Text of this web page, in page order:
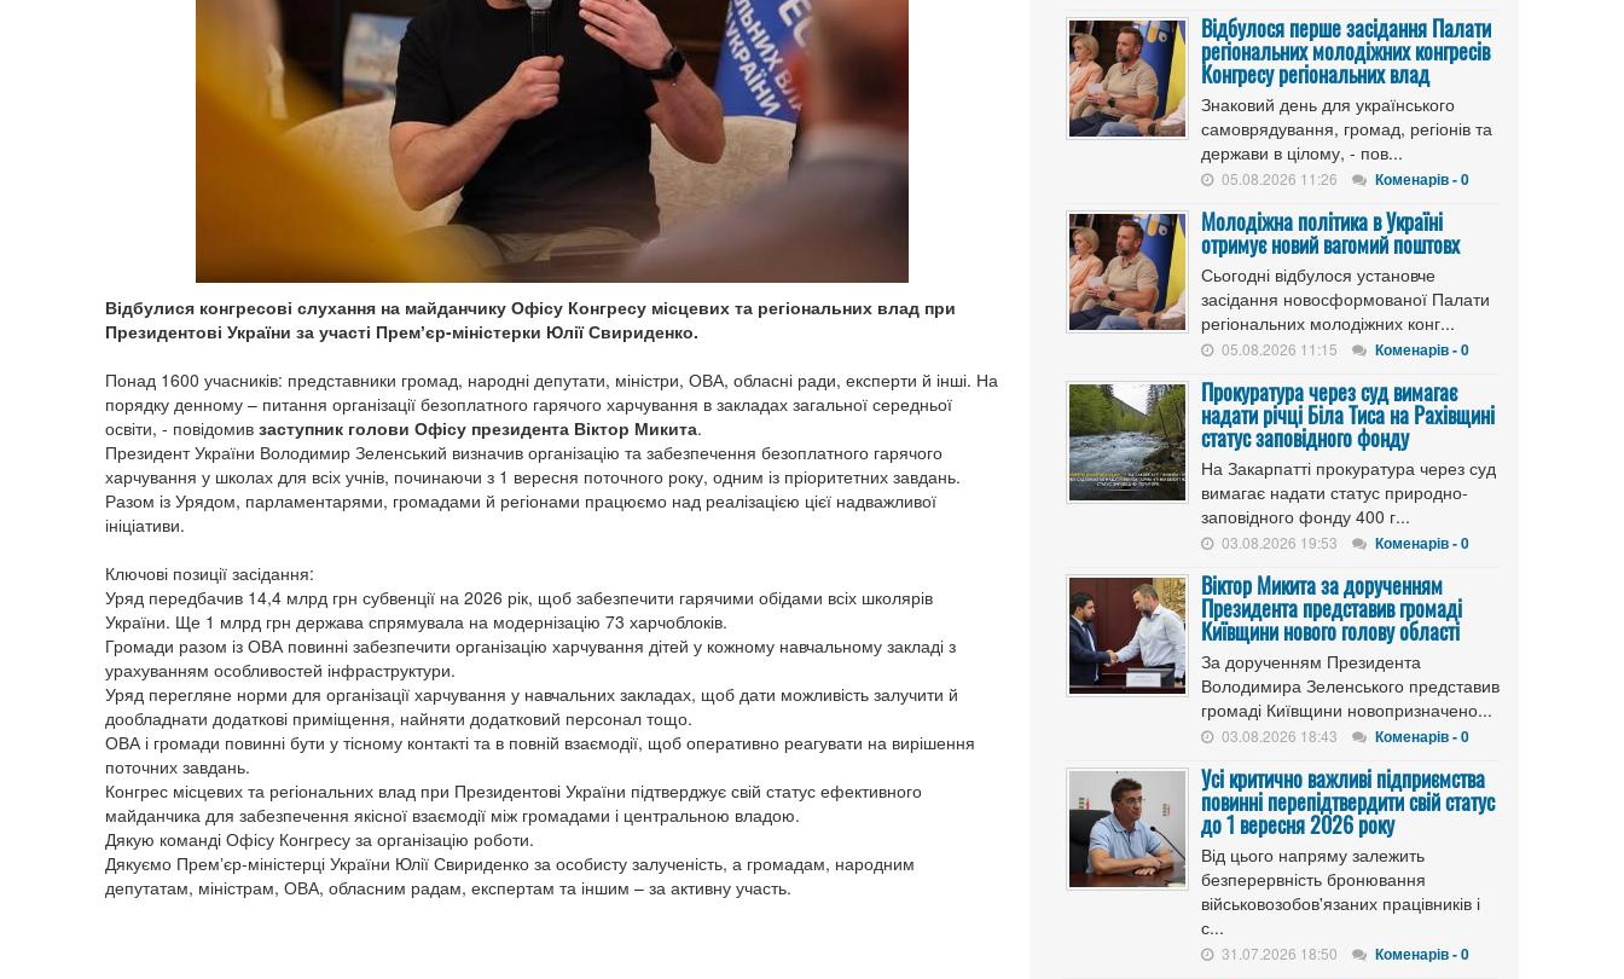
Відбулися конгресові слухання на майданчику Офісу Конгресу місцевих та регіональних влад при
Президентові України за участі Премʼєр-міністерки Юлії Свириденко.
Понад 1600 учасників: представники громад, народні депутати, міністри, ОВА, обласні ради, експерти й інші. На
порядку денному – питання організації безоплатного гарячого харчування в закладах загальної середньої
освіти, - повідомив заступник голови Офісу президента Віктор Микита.
Президент України Володимир Зеленський визначив організацію та забезпечення безоплатного гарячого
харчування у школах для всіх учнів, починаючи з 1 вересня поточного року, одним із пріоритетних завдань.
Разом із Урядом, парламентарями, громадами й регіонами працюємо над реалізацією цієї надважливої
ініціативи.
Ключові позиції засідання:
Уряд передбачив 14,4 млрд грн субвенції на 2026 рік, щоб забезпечити гарячими обідами всіх школярів
України. Ще 1 млрд грн держава спрямувала на модернізацію 73 харчоблоків.
Громади разом із ОВА повинні забезпечити організацію харчування дітей у кожному навчальному закладі з
урахуванням особливостей інфраструктури.
Уряд перегляне норми для організації харчування у навчальних закладах, щоб дати можливість залучити й
дообладнати додаткові приміщення, найняти додатковий персонал тощо.
ОВА і громади повинні бути у тісному контакті та в повній взаємодії, щоб оперативно реагувати на вирішення
поточних завдань.
Конгрес місцевих та регіональних влад при Президентові України підтверджує свій статус ефективного
майданчика для забезпечення якісної взаємодії між громадами і центральною владою.
Дякую команді Офісу Конгресу за організацію роботи.
Дякуємо Премʼєр-міністерці України Юлії Свириденко за особисту залученість, а громадам, народним
депутатам, міністрам, ОВА, обласним радам, експертам та іншим – за активну участь.
Відбулося перше засідання Палати
регіональних молодіжних конгресів
Конгресу регіональних влад
Знаковий день для українського
самоврядування, громад, регіонів та
держави в цілому, - пов...
05.08.2026 11:26 Коменарів - 0
Молодіжна політика в Україні
отримує новий вагомий поштовх
Сьогодні відбулося установче
засідання новосформованої Палати
регіональних молодіжних конг...
05.08.2026 11:15 Коменарів - 0
Прокуратура через суд вимагає
надати річці Біла Тиса на Рахівщині
статус заповідного фонду
На Закарпатті прокуратура через суд
вимагає надати статус природно-
заповідного фонду 400 г...
03.08.2026 19:53 Коменарів - 0
Віктор Микита за дорученням
Президента представив громаді
Київщини нового голову області
За дорученням Президента
Володимира Зеленського представив
громаді Київщини новопризначено...
03.08.2026 18:43 Коменарів - 0
Усі критично важливі підприємства
повинні перепідтвердити свій статус
до 1 вересня 2026 року
Від цього напряму залежить
безперервність бронювання
військовозобов'язаних працівників і
с...
31.07.2026 18:50 Коменарів - 0